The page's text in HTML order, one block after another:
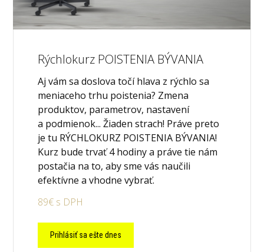
Rýchlokurz POISTENIA BÝVANIA
Aj vám sa doslova točí hlava z rýchlo sa
meniaceho trhu poistenia? Zmena
produktov, parametrov, nastavení
a podmienok... Žiaden strach! Práve preto
je tu RÝCHLOKURZ POISTENIA BÝVANIA!
Kurz bude trvať 4 hodiny a práve tie nám
postačia na to, aby sme vás naučili
efektívne a vhodne vybrať.
89€ s DPH
Prihlásiť sa ešte dnes